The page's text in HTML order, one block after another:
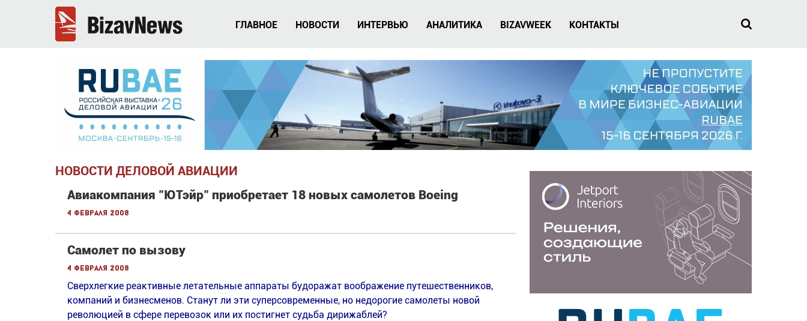
ГЛАВНОЕ НОВОСТИ ИНТЕРВЬЮ АНАЛИТИКА BIZAVWEEK КОНТАКТЫ
НОВОСТИ ДЕЛОВОЙ АВИАЦИИ
Авиакомпания "ЮТэйр" приобретает 18 новых самолетов Boeing
4 февраля 2008
Самолет по вызову
4 февраля 2008
Сверхлегкие реактивные летательные аппараты будоражат воображение путешественников,
компаний и бизнесменов. Станут ли эти суперсовременные, но недорогие самолеты новой
революцией в сфере перевозок или их постигнет судьба дирижаблей?